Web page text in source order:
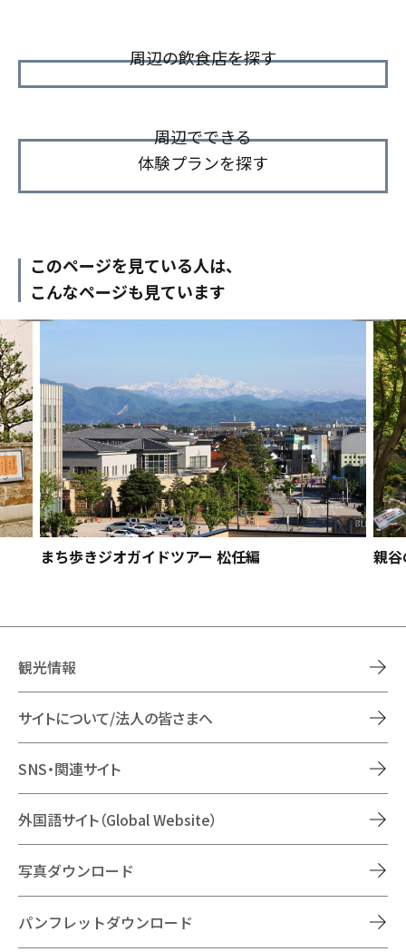
周辺の飲食店を探す
周辺でできる
体験プランを探す
このページを見ている人は、
こんなページも見ています
まち歩きジオガイドツアー 松任編 親
観光情報
サイトについて/法人の皆さまへ
SNS・関連サイト
外国語サイト（Global Website）
写真ダウンロード
パンフレットダウンロード